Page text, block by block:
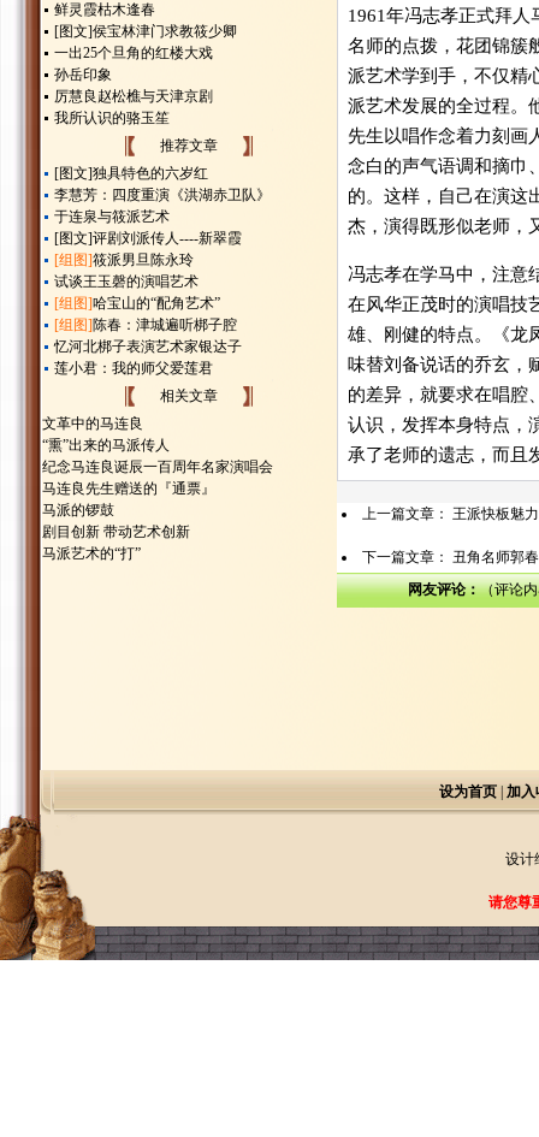
鲜灵霞枯木逢春
[图文]侯宝林津门求教筱少卿
一出25个旦角的红楼大戏
孙岳印象
厉慧良赵松樵与天津京剧
我所认识的骆玉笙
推荐文章
[图文]独具特色的六岁红
李慧芳：四度重演《洪湖赤卫队》
于连泉与筱派艺术
[图文]评剧刘派传人----新翠霞
[组图]筱派男旦陈永玲
试谈王玉磬的演唱艺术
[组图]哈宝山的“配角艺术”
[组图]陈春：津城遍听梆子腔
忆河北梆子表演艺术家银达子
莲小君：我的师父爱莲君
相关文章
文革中的马连良
“熏”出来的马派传人
纪念马连良诞辰一百周年名家演唱会
马连良先生赠送的『通票』
马派的锣鼓
剧目创新 带动艺术创新
马派艺术的“打”
1961年冯志孝正式拜
名师的点拨，花团锦簇
派艺术学到手，不仅精
派艺术发展的全过程。
先生以唱作念着力刻画
念白的声气语调和摘巾
的。这样，自己在演这
杰，演得既形似老师，
冯志孝在学马中，注意
在风华正茂时的演唱技
雄、刚健的特点。《龙
味替刘备说话的乔玄，
的差异，就要求在唱腔
认识，发挥本身特点，
承了老师的遗志，而且
上一篇文章： 王派快板魅
下一篇文章： 丑角名师郭
网友评论：（评论
设为首页| 加入
设计
请您尊